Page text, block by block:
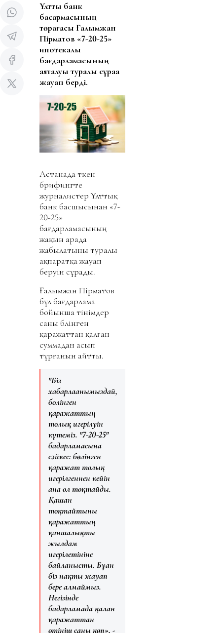
Ұлттық банк
басқармасының
төрағасы Ғалымжан
Пірматов «7-20-25»
ипотекалық
бағдарламасының
аяқталуы туралы сұраққа
жауап берді.
Астанада өткен
брифингте
журналистер Ұлттық
банк басшысынан «7-
20-25»
бағдарламасының
жақын арада
жабылатыны туралы
ақпаратқа жауап
беруін сұрады.
Ғалымжан Пірматов
бұл бағдарлама
бойынша өтінімдер
саны бөлінген
қаражаттан қалған
суммадан асып
тұрғанын айтты.
"Біз
хабарлағанымыздай,
болінген
қаражаттың
толық игерілуін
күтеміз. "7-20-25"
бағдарламасына
сәйкес: бөлінген
қаражат толық
игерілгеннен кейін
ғана ол тоқтайды.
Қашан
тоқтайтыны
қаражаттың
қаншалықты
жылдам
игерілетініне
байланысты. Бұған
біз нақты жауап
бере алмаймыз.
Негізінде
бағдарламада қалған
қаражаттан
өтініш саны көп», -